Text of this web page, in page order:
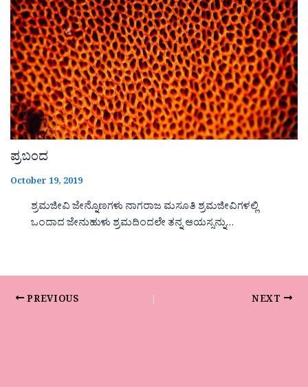
ಪ್ರಬಂದ
October 19, 2019
ಶ್ರಮಜೀವಿ ಜೇನ್ನೊಣಗಳು ನಾಗರಾಜ ಮಸೂತಿ ಶ್ರಮಜೀವಿಗಳಲ್ಲಿ
ಒಂದಾದ ಜೇನುಹುಳು ಶ್ರಮದಿಂದಲೇ ತನ್ನ ಆಯಸ್ಸನ್ನು…
PREVIOUS NEXT